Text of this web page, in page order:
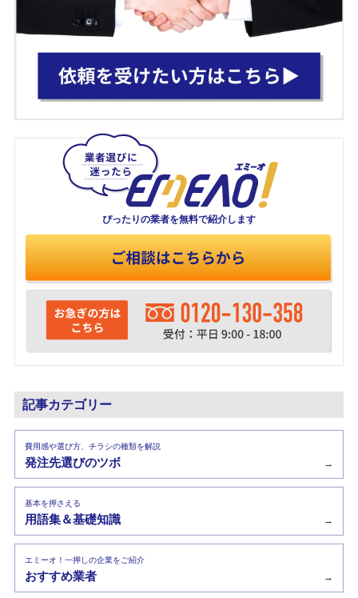
ぴったりの業者を無料で紹介します
記事カテゴリー
費用感や選び方、チラシの種類を解説
発注先選びのツボ →
基本を押さえる
用語集＆基礎知識 →
エミーオ！一押しの企業をご紹介
おすすめ業者 →